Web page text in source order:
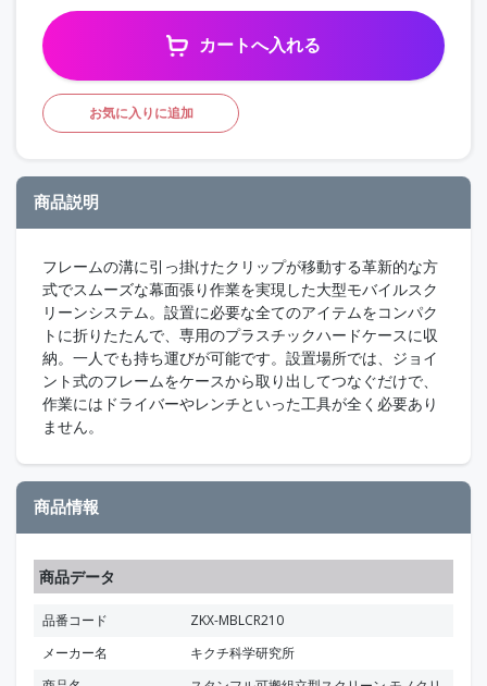
カートへ入れる
お気に入りに追加
商品説明
フレームの溝に引っ掛けたクリップが移動する革新的な方
式でスムーズな幕面張り作業を実現した大型モバイルスク
リーンシステム。設置に必要な全てのアイテムをコンパク
トに折りたたんで、専用のプラスチックハードケースに収
納。一人でも持ち運びが可能です。設置場所では、ジョイ
ント式のフレームをケースから取り出してつなぐだけで、
作業にはドライバーやレンチといった工具が全く必要あり
ません。
商品情報
商品データ
品番コード
ZKX-MBLCR210
メーカー名
キクチ科学研究所